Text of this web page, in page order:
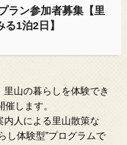
ラン参加者募集【里
1泊2日】
山の暮らしを体験でき
します。
内人による里山散策な
し体験型”プログラムで